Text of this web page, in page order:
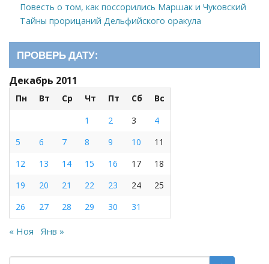
Повесть о том, как поссорились Маршак и Чуковский
Тайны прорицаний Дельфийского оракула
ПРОВЕРЬ ДАТУ:
Декабрь 2011
Пн Вт Ср Чт Пт Сб
Вс
1
2 3
4
5
6 7 8 9 10
11
12
13 14 15 16 17
18
19
20 21 22 23 24
25
26
27 28 29 30 31
« Ноя Янв »